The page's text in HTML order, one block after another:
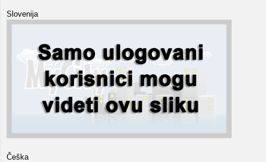
Slovenija
Češka